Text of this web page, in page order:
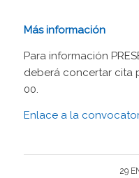
Más información
Para información
deberá concertar cita
00.
Enlace a la
29